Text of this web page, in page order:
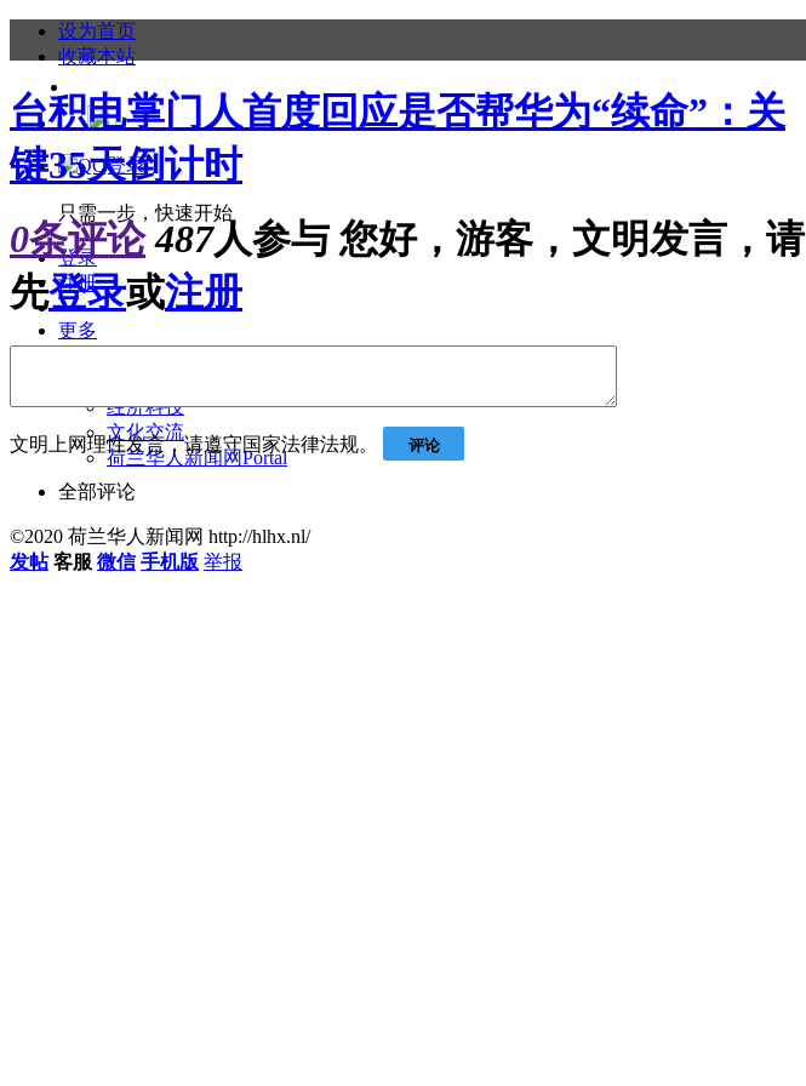
设为首页
收藏本站
只需一步，快速开始
登录
注册
更多
经济科技
文化交流
荷兰华人新闻网Portal
台积电掌门人首度回应是否帮华为“续命”：关
键35天倒计时
0条评论 487人参与 您好，游客，文明发言，请
先登录或注册
文明上网理性发言，请遵守国家法律法规。 评论
全部评论
©2020 荷兰华人新闻网 http://hlhx.nl/
发帖 客服 微信 手机版 举报